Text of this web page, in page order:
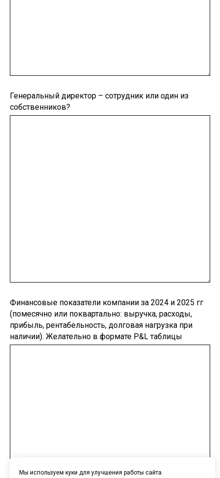
Генеральный директор – сотрудник или один из
собственников?
Финансовые показатели компании за 2024 и 2025 гг
(помесячно или поквартально: выручка, расходы,
прибыль, рентабельность, долговая нагрузка при
наличии). Желательно в формате P&L таблицы
Мы используем куки для улучшения работы сайта.